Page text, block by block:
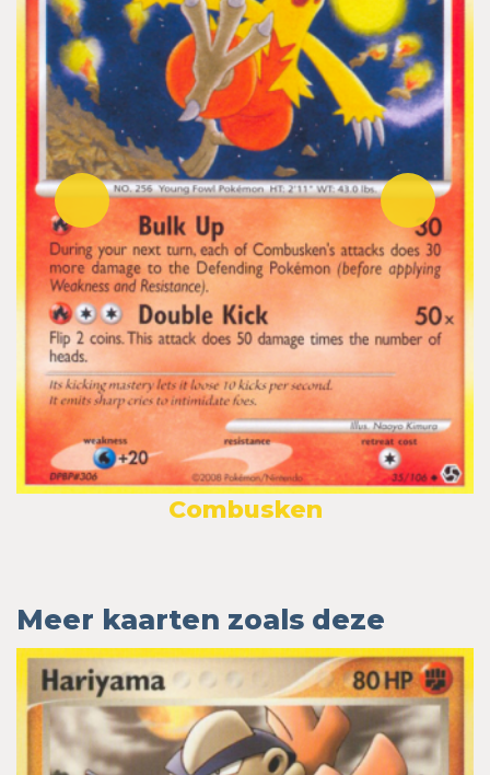
Combusken
Meer kaarten zoals deze